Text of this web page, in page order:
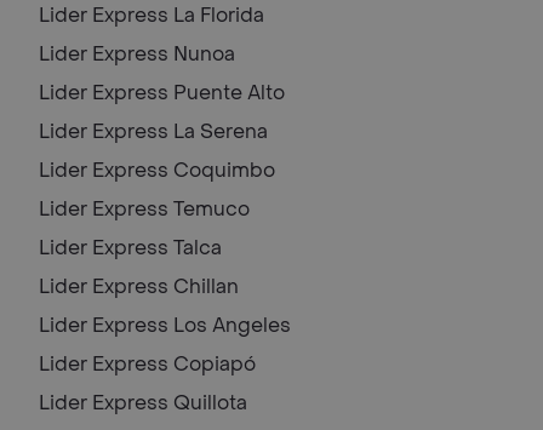
Lider Express La Florida
Lider Express Nunoa
Lider Express Puente Alto
Lider Express La Serena
Lider Express Coquimbo
Lider Express Temuco
Lider Express Talca
Lider Express Chillan
Lider Express Los Angeles
Lider Express Copiapó
Lider Express Quillota